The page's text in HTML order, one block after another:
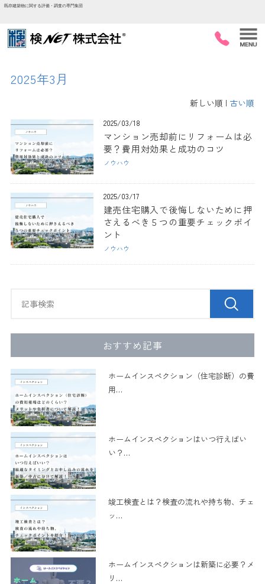
既存建築物に関する評価・調査の専門集団
2025年3月
新しい順 | 古い順
2025/03/18
マンション売却前にリフォームは必
要？費用対効果と成功のコツ
ノウハウ
2025/03/17
建売住宅購入で後悔しないために押
さえるべき５つの重要チェックポイ
ント
ノウハウ
おすすめ記事
ホームインスペクション（住宅診断）の費
用…
ホームインスペクションはいつ行えばい
い？ …
竣工検査とは？検査の流れや持ち物、チェ
ッ …
ホームインスペクションは新築に必要？メ
リ …